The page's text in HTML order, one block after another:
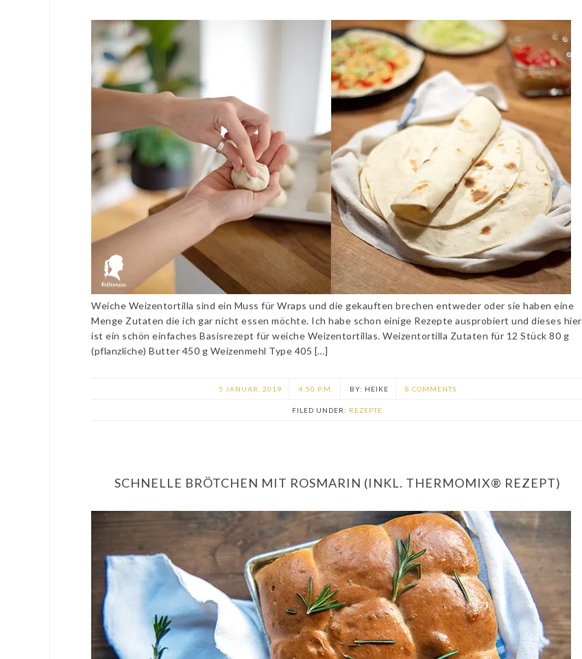
Weiche Weizentortilla sind ein Muss für Wraps und die gekauften brechen entweder oder sie haben eine
Menge Zutaten die ich gar nicht essen möchte. Ich habe schon einige Rezepte ausprobiert und dieses hier
ist ein schön einfaches Basisrezept für weiche Weizentortillas. Weizentortilla Zutaten für 12 Stück 80 g
(pflanzliche) Butter 450 g Weizenmehl Type 405 […]
5 JANUAR, 2019 4:50 P.M. HEIKE 8 COMMENTS
FILED UNDER: REZEPTE
SCHNELLE BRÖTCHEN MIT ROSMARIN (INKL. THERMOMIX® REZEPT)